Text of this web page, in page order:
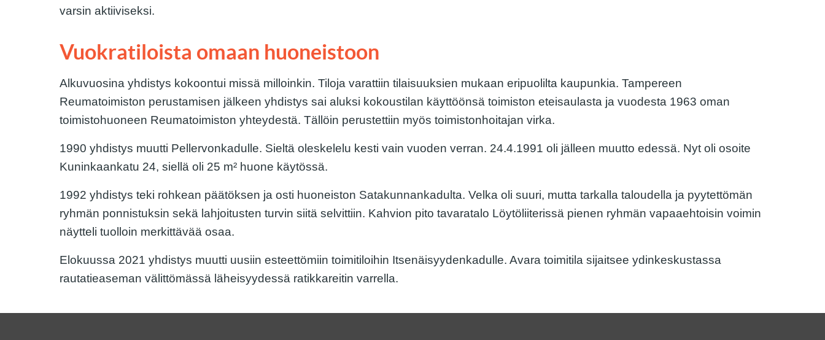
varsin aktiiviseksi.
Vuokratiloista omaan huoneistoon
Alkuvuosina yhdistys kokoontui missä milloinkin. Tiloja varattiin tilaisuuksien mukaan eripuolilta kaupunkia. Tampereen
Reumatoimiston perustamisen jälkeen yhdistys sai aluksi kokoustilan käyttöönsä toimiston eteisaulasta ja vuodesta 1963 oman
toimistohuoneen Reumatoimiston yhteydestä. Tällöin perustettiin myös toimistonhoitajan virka.
1990 yhdistys muutti Pellervonkadulle. Sieltä oleskelelu kesti vain vuoden verran. 24.4.1991 oli jälleen muutto edessä. Nyt oli osoite
Kuninkaankatu 24, siellä oli 25 m² huone käytössä.
1992 yhdistys teki rohkean päätöksen ja osti huoneiston Satakunnankadulta. Velka oli suuri, mutta tarkalla taloudella ja pyytettömän
ryhmän ponnistuksin sekä lahjoitusten turvin siitä selvittiin. Kahvion pito tavaratalo Löytöliiterissä pienen ryhmän vapaaehtoisin voimin
näytteli tuolloin merkittävää osaa.
Elokuussa 2021 yhdistys muutti uusiin esteettömiin toimitiloihin Itsenäisyydenkadulle. Avara toimitila sijaitsee ydinkeskustassa
rautatieaseman välittömässä läheisyydessä ratikkareitin varrella.